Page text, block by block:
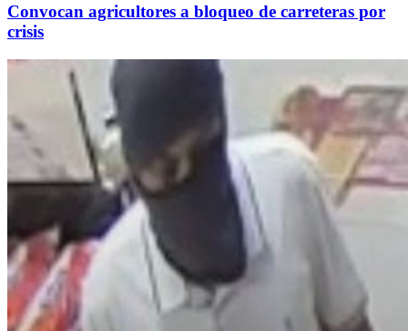
Convocan agricultores a bloqueo de carreteras por
crisis